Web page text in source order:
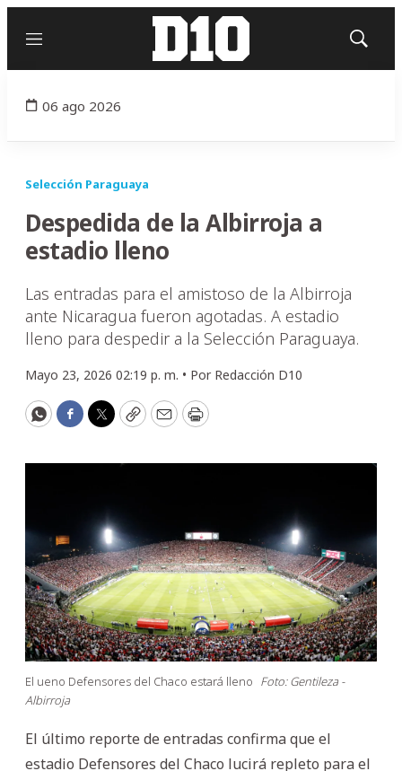
Menú
Mostrar
06 ago 2026
Selección Paraguaya
Despedida de la Albirroja a
estadio lleno
Las entradas para el amistoso de la Albirroja
ante Nicaragua fueron agotadas. A estadio
lleno para despedir a la Selección Paraguaya.
Mayo 23, 2026 02:19 p. m. • Por Redacción D10
WhatsApp
Facebook
Twitter
CopyEmailPrint
El ueno Defensores del Chaco estará lleno Foto: Gentileza -
Albirroja
El último reporte de entradas confirma que el
estadio Defensores del Chaco lucirá repleto para el